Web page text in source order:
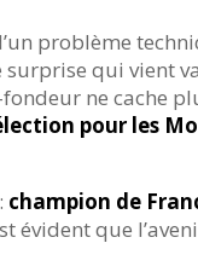
problème
surprise qui vient
ne cache
pour les
champion de
évident que